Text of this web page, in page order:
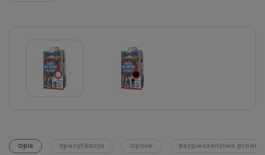
Opis Specyfikacja Opinie Bezpieczeństwo